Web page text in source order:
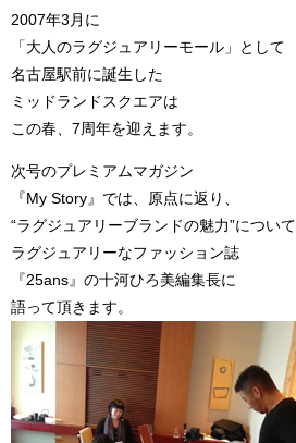
2007年3月に
「大人のラグジュアリーモール」として
名古屋駅前に誕生した
ミッドランドスクエアは
この春、7周年を迎えます。
次号のプレミアムマガジン
『My Story』では、原点に返り、
“ラグジュアリーブランドの魅力”について
ラグジュアリーなファッション誌
『25ans』の十河ひろ美編集長に
語って頂きます。